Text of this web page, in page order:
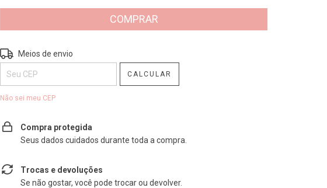
Entregas para o CEP:
Meios de envio
CALCULAR
Não sei meu CEP
Compra protegida
Seus dados cuidados durante toda a compra.
Trocas e devoluções
Se não gostar, você pode trocar ou devolver.